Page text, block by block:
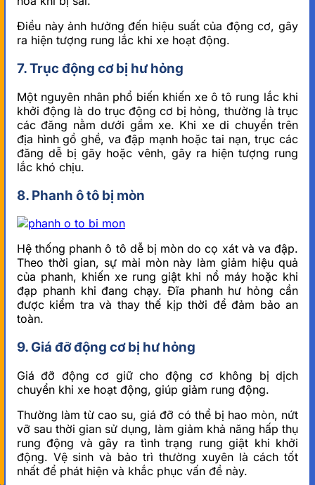
Điều này ảnh hưởng đến hiệu suất của động cơ, gây
ra hiện tượng rung lắc khi xe hoạt động.
7. Trục động cơ bị hư hỏng
Một nguyên nhân phổ biến khiến xe ô tô rung lắc khi
khởi động là do trục động cơ bị hỏng, thường là trục
các đăng nằm dưới gầm xe. Khi xe di chuyển trên
địa hình gồ ghề, va đập mạnh hoặc tai nạn, trục các
đăng dễ bị gãy hoặc vênh, gây ra hiện tượng rung
lắc khó chịu.
8. Phanh ô tô bị mòn
Hệ thống phanh ô tô dễ bị mòn do cọ xát và va đập.
Theo thời gian, sự mài mòn này làm giảm hiệu quả
của phanh, khiến xe rung giật khi nổ máy hoặc khi
đạp phanh khi đang chạy. Đĩa phanh hư hỏng cần
được kiểm tra và thay thế kịp thời để đảm bảo an
toàn.
9. Giá đỡ động cơ bị hư hỏng
Giá đỡ động cơ giữ cho động cơ không bị dịch
chuyển khi xe hoạt động, giúp giảm rung động.
Thường làm từ cao su, giá đỡ có thể bị hao mòn, nứt
vỡ sau thời gian sử dụng, làm giảm khả năng hấp thụ
rung động và gây ra tình trạng rung giật khi khởi
động. Vệ sinh và bảo trì thường xuyên là cách tốt
nhất để phát hiện và khắc phục vấn đề này.